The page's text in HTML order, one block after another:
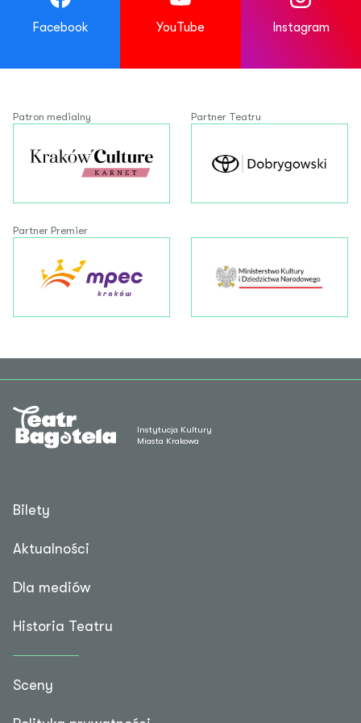
Facebook YouTube Instagram
Patron medialny Partner Teatru
Partner Premier
Instytucja Kultury
Miasta Krakowa
Bilety
Aktualności
Dla mediów
Historia Teatru
Sceny